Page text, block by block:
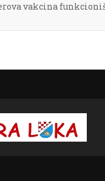
vakcina